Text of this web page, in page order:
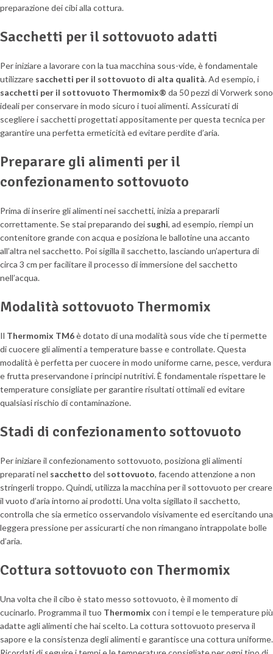
preparazione dei cibi alla cottura.
Sacchetti per il sottovuoto adatti
Per iniziare a lavorare con la tua macchina sous-vide, è fondamentale
utilizzare sacchetti per il sottovuoto di alta qualità. Ad esempio, i
sacchetti per il sottovuoto Thermomix® da 50 pezzi di Vorwerk sono
ideali per conservare in modo sicuro i tuoi alimenti. Assicurati di
scegliere i sacchetti progettati appositamente per questa tecnica per
garantire una perfetta ermeticità ed evitare perdite d’aria.
Preparare gli alimenti per il
confezionamento sottovuoto
Prima di inserire gli alimenti nei sacchetti, inizia a prepararli
correttamente. Se stai preparando dei sughi, ad esempio, riempi un
contenitore grande con acqua e posiziona le ballotine una accanto
all’altra nel sacchetto. Poi sigilla il sacchetto, lasciando un’apertura di
circa 3 cm per facilitare il processo di immersione del sacchetto
nell’acqua.
Modalità sottovuoto Thermomix
Il Thermomix TM6è dotato di una modalità sous vide che ti permette
di cuocere gli alimenti a temperature basse e controllate. Questa
modalità è perfetta per cuocere in modo uniforme carne, pesce, verdura
e frutta preservandone i principi nutritivi. È fondamentale rispettare le
temperature consigliate per garantire risultati ottimali ed evitare
qualsiasi rischio di contaminazione.
Stadi di confezionamento sottovuoto
Per iniziare il confezionamento sottovuoto, posiziona gli alimenti
preparati nel sacchetto del sottovuoto, facendo attenzione a non
stringerli troppo. Quindi, utilizza la macchina per il sottovuoto per creare
il vuoto d’aria intorno ai prodotti. Una volta sigillato il sacchetto,
controlla che sia ermetico osservandolo visivamente ed esercitando una
leggera pressione per assicurarti che non rimangano intrappolate bolle
d’aria.
Cottura sottovuoto con Thermomix
Una volta che il cibo è stato messo sottovuoto, è il momento di
cucinarlo. Programma il tuo Thermomix con i tempi e le temperature più
adatte agli alimenti che hai scelto. La cottura sottovuoto preserva il
sapore e la consistenza degli alimenti e garantisce una cottura uniforme.